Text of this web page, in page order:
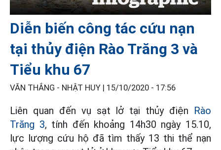
Diễn biến công tác cứu nạn
tại thủy điện Rào Trăng 3 và
Tiểu khu 67
VĂN THẮNG - NHẬT HUY | 15/10/2020 - 17:56
Liên quan đến vụ sạt lở tại thủy điện Rào
Trăng 3, tính đến khoảng 14h30 ngày 15.10,
lực lượng cứu hộ đã tìm thấy 13 thi thể nạn